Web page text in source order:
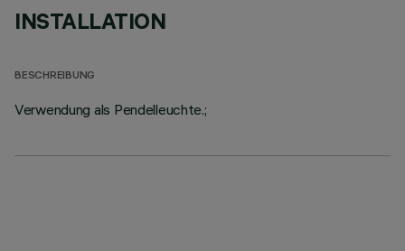
INSTALLATION
BESCHREIBUNG
Verwendung als Pendelleuchte.;